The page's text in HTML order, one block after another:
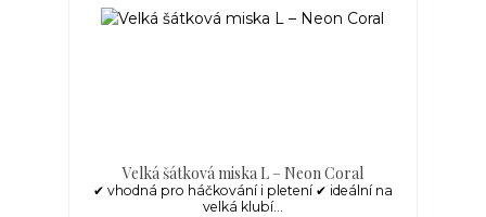
Velká šátková miska L – Neon Coral
✔ vhodná pro háčkování i pletení ✔ ideální na
velká klubí...